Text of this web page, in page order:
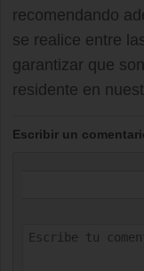
recomendando
se realice entre
garantizar que
residente en
Escribir un